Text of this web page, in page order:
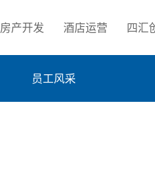
房产开发 酒店运营 四汇
员工风采